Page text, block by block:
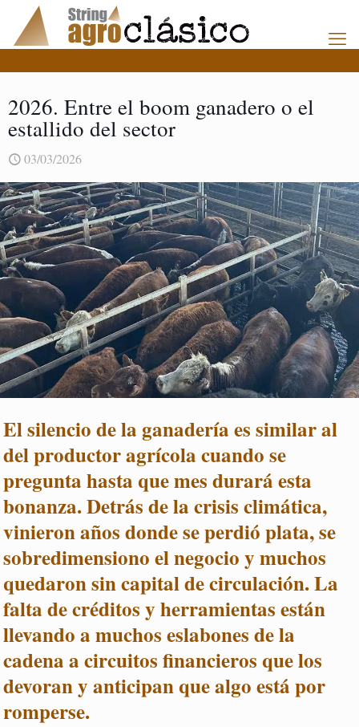
2026. Entre el boom ganadero o el
estallido del sector
03/03/2026
El silencio de la ganadería es similar al
del productor agrícola cuando se
pregunta hasta que mes durará esta
bonanza. Detrás de la crisis climática,
vinieron años donde se perdió plata, se
sobredimensiono el negocio y muchos
quedaron sin capital de circulación. La
falta de créditos y herramientas están
llevando a muchos eslabones de la
cadena a circuitos financieros que los
devoran y anticipan que algo está por
romperse.